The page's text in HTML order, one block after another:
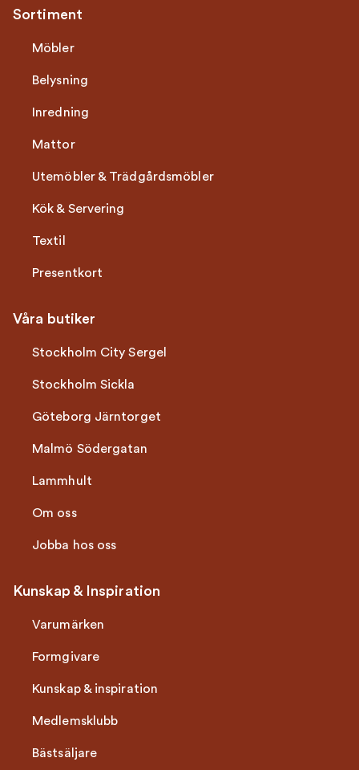
Sortiment
Möbler
Belysning
Inredning
Mattor
Utemöbler & Trädgårdsmöbler
Kök & Servering
Textil
Presentkort
Våra butiker
Stockholm City Sergel
Stockholm Sickla
Göteborg Järntorget
Malmö Södergatan
Lammhult
Om oss
Jobba hos oss
Kunskap & Inspiration
Varumärken
Formgivare
Kunskap & inspiration
Medlemsklubb
Bästsäljare